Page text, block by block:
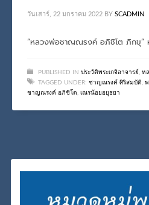
วันเสาร์, 22 มกราคม 2022 BY SCADMIN
“หลวงพ่อชาญณรงค์ อภิชิโต ภิกขุ”
PUBLISHED IN ประวัติพระเกจิอาจารย์ , ห
TAGGED UNDER: ชาญณรงค์ ศิริสมบัติ ,
ชาญณรงค์ อภิชิโต , เณรน้อยอยุธยา